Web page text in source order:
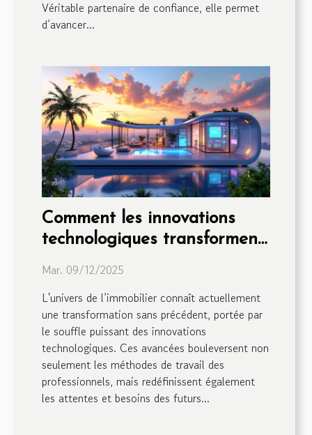
Véritable partenaire de confiance, elle permet
d’avancer...
Comment les innovations
technologiques transforment-
Mar. 09/12/2025
L'univers de l’immobilier connaît actuellement
une transformation sans précédent, portée par
le souffle puissant des innovations
technologiques. Ces avancées bouleversent non
seulement les méthodes de travail des
professionnels, mais redéfinissent également
les attentes et besoins des futurs...